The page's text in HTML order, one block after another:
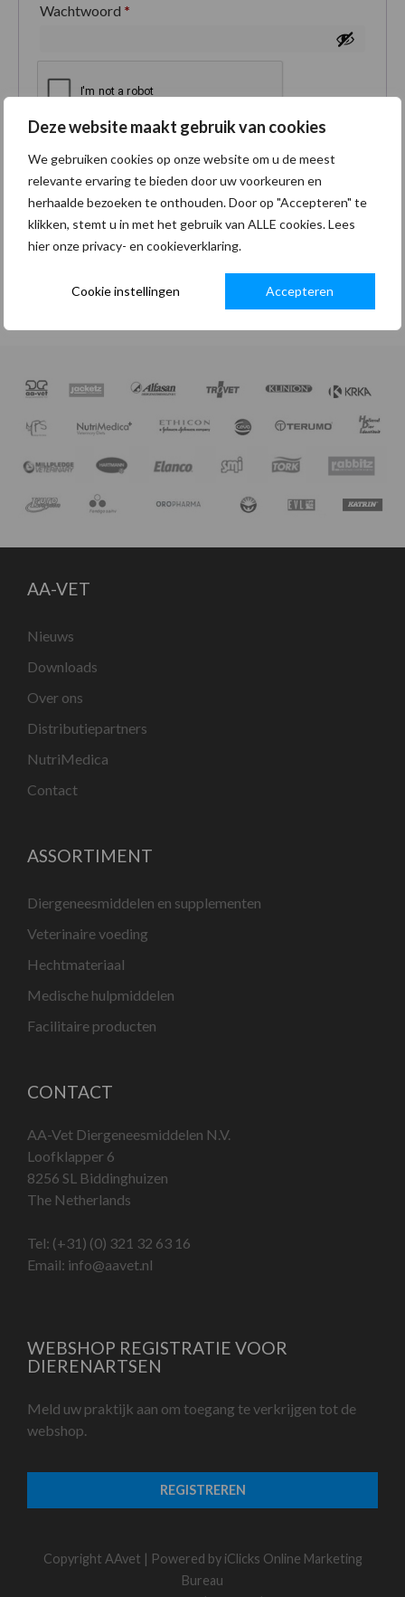
Deze website maakt gebruik van cookies
We gebruiken cookies op onze website om u de meest
relevante ervaring te bieden door uw voorkeuren en
herhaalde bezoeken te onthouden. Door op "Accepteren" te
klikken, stemt u in met het gebruik van ALLE cookies. Lees
hier onze privacy- en cookieverklaring.
Cookie instellingen Accepteren
Wachtwoord *
Je persoonlijke gegevens worden gebruikt om je
ervaring op deze site te ondersteunen, om toegang
tot je account te beheren en voor andere doeleinden
zoals omschreven in onzeprivacybeleid.
AA-VET
Nieuws
Downloads
Over ons
Distributiepartners
NutriMedica
Contact
ASSORTIMENT
Diergeneesmiddelen en supplementen
Veterinaire voeding
Hechtmateriaal
Medische hulpmiddelen
Facilitaire producten
CONTACT
AA-Vet Diergeneesmiddelen N.V.
Loofklapper 6
8256 SL Biddinghuizen
The Netherlands
Tel: (+31) (0) 321 32 63 16
Email: info@aavet.nl
WEBSHOP REGISTRATIE VOOR
DIERENARTSEN
Meld uw praktijk aan om toegang te verkrijgen tot de
webshop.
REGISTREREN
Copyright AAvet | Powered by iClicks Online Marketing
Bureau